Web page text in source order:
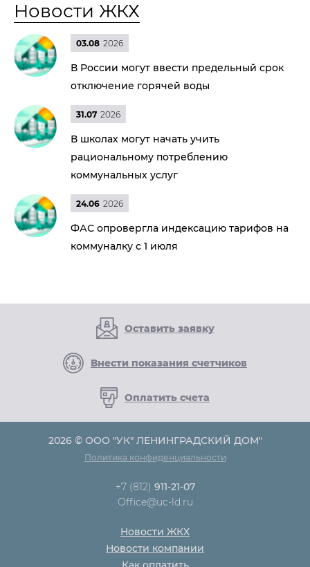
Новости ЖКХ
03.08 2026
В России могут ввести предельный срок
отключение горячей воды
31.07 2026
В школах могут начать учить
рациональному потреблению
коммунальных услуг
24.06 2026
ФАС опровергла индексацию тарифов на
коммуналку с 1 июля
Оставить заявку
Внести показания счетчиков
Оплатить счета
2026 © ООО "УК" ЛЕНИНГРАДСКИЙ ДОМ"
Политика конфиденциальности
+7 (812) 911-21-07
Office@uc-ld.ru
Новости ЖКХ
Новости компании